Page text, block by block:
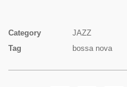
Category
JAZZ
Tag
bossa nova